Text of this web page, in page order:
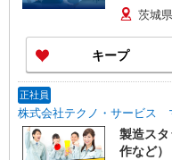
茨城
キープ
正社員
株式会社テクノ・サービス
製造ス
作など）